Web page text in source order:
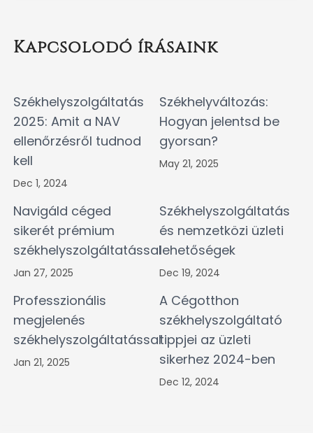
Kapcsolodó írásaink
Székhelyszolgáltatás
2025: Amit a NAV
ellenőrzésről tudnod
kell
Dec 1, 2024
Székhelyváltozás:
Hogyan jelentsd be
gyorsan?
May 21, 2025
Navigáld céged
sikerét prémium
székhelyszolgáltatással
Jan 27, 2025
Székhelyszolgáltatás
és nemzetközi üzleti
lehetőségek
Dec 19, 2024
Professzionális
megjelenés
székhelyszolgáltatással
Jan 21, 2025
A Cégotthon
székhelyszolgáltató
tippjei az üzleti
sikerhez 2024-ben
Dec 12, 2024